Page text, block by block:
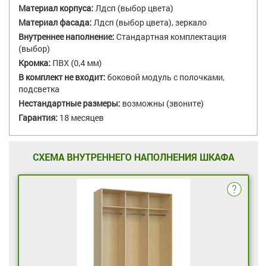
Материал корпуса: Лдсп (выбор цвета)
Материал фасада: Лдсп (выбор цвета), зеркало
Внутреннее наполнение: Стандартная комплектация
(выбор)
Кромка: ПВХ (0,4 мм)
В комплект не входит: боковой модуль с полочками,
подсветка
Нестандартные размеры: возможны (звоните)
Гарантия: 18 месяцев
СХЕМА ВНУТРЕННЕГО НАПОЛНЕНИЯ ШКАФА